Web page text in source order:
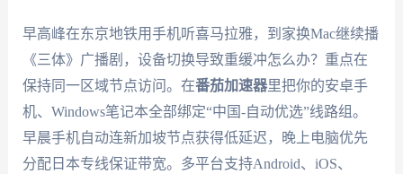
早高峰在东京地铁用手机听喜马拉雅，到家换Mac继续播
《三体》广播剧，设备切换导致重缓冲怎么办？重点在
保持同一区域节点访问。在番茄加速器里把你的安卓手
机、Windows笔记本全部绑定“中国-自动优选”线路组。
早晨手机自动连新加坡节点获得低延迟，晚上电脑优先
分配日本专线保证带宽。多平台支持Android、iOS、